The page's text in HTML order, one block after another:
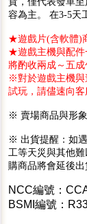
容為主。 在3-5天
★遊戲片(含軟體)
★遊戲主機與配件
將酌收兩成～五成
※對於遊戲主機與
試玩，請儘速向客
※ 賣場商品與形
※ 出貨提醒：如
工等天災與其他
購商品將會延後出
NCC編號：
BSMI編號：